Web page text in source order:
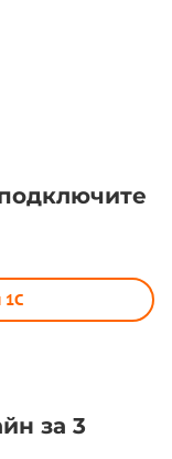
1С
за 3